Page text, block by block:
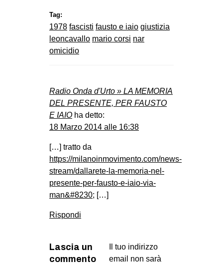
Tag:
1978 fascisti fausto e iaio giustizia
leoncavallo mario corsi nar
omicidio
Radio Onda d'Urto » LA MEMORIA
DEL PRESENTE, PER FAUSTO
E IAIO ha detto:
18 Marzo 2014 alle 16:38
[…] tratto da
https://milanoinmovimento.com/news-
stream/dallarete-la-memoria-nel-
presente-per-fausto-e-iaio-via-
man&#8230; […]
Rispondi
Lascia un
commento
Il tuo indirizzo
email non sarà